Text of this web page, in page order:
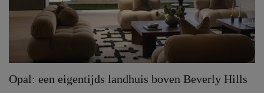
Opal: een eigentijds landhuis boven Beverly Hills